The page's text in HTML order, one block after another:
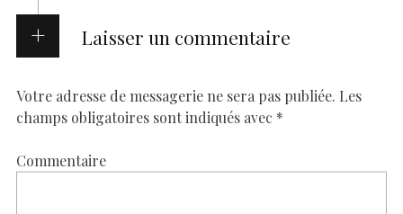
Laisser un commentaire
Votre adresse de messagerie ne sera pas publiée. Les
champs obligatoires sont indiqués avec *
Commentaire